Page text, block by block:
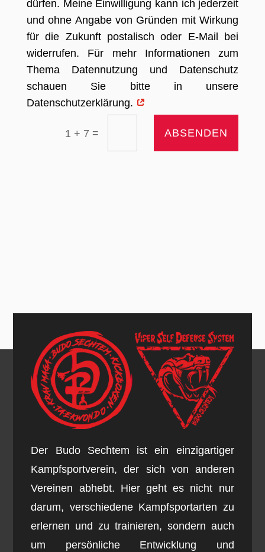
dürfen. Meine Einwilligung kann ich jederzeit
und ohne Angabe von Gründen mit Wirkung
für die Zukunft postalisch oder E-Mail bei
widerrufen. Für mehr Informationen zum
Thema Datennutzung und Datenschutz
schauen Sie bitte in unsere
Datenschutzerklärung.
1 + 7 = ABSENDEN
Der Budo Sechtem ist ein einzigartiger
Kampfsportverein, der sich von anderen
Vereinen abhebt. Hier geht es nicht nur
darum, verschiedene Kampfsportarten zu
erlernen und zu trainieren, sondern auch
um persönliche Entwicklung und